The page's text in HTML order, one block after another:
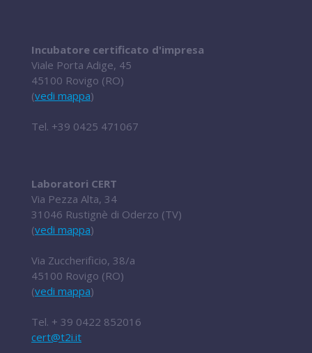
Incubatore certificato d'impresa
Viale Porta Adige, 45
45100 Rovigo (RO)
(vedi mappa)
Tel. +39 0425 471067
Laboratori CERT
Via Pezza Alta, 34
31046 Rustignè di Oderzo (TV)
(vedi mappa)
Via Zuccherificio, 38/a
45100 Rovigo (RO)
(vedi mappa)
Tel. + 39 0422 852016
cert@t2i.it